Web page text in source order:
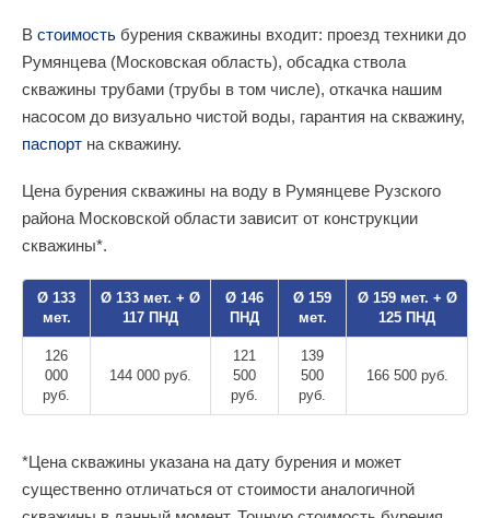
В стоимость бурения скважины входит: проезд техники до
Румянцева (Московская область), обсадка ствола
скважины трубами (трубы в том числе), откачка нашим
насосом до визуально чистой воды, гарантия на скважину,
паспорт на скважину.
Цена бурения скважины на воду в Румянцеве Рузского
района Московской области зависит от конструкции
скважины*.
Ø 133
мет.
Ø 133 мет. + Ø
117 ПНД
Ø 146
ПНД
Ø 159
мет.
Ø 159 мет. + Ø
125 ПНД
126
000
руб.
144 000 руб.
121
500
руб.
139
500
руб.
166 500 руб.
*Цена скважины указана на дату бурения и может
существенно отличаться от стоимости аналогичной